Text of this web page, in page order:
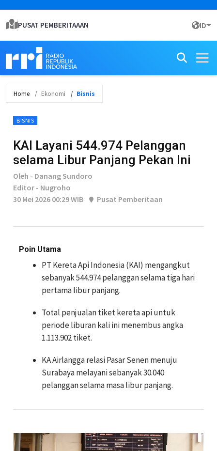
PUSAT PEMBERITAAAN ID
Home Ekonomi Bisnis
BISNIS
KAI Layani 544.974 Pelanggan
selama Libur Panjang Pekan Ini
Oleh - Danang Sundoro
Editor - Nugroho
30 Mei 2026 00:29 WIB
Pusat Pemberitaan
Poin Utama
PT Kereta Api Indonesia (KAI) mengangkut
sebanyak 544.974 pelanggan selama tiga hari
pertama libur panjang.
Total penjualan tiket kereta api untuk
periode liburan kali ini menembus angka
1.113.902 tiket.
KA Airlangga relasi Pasar Senen menuju
Surabaya melayani sebanyak 30.040
pelanggan selama masa libur panjang.